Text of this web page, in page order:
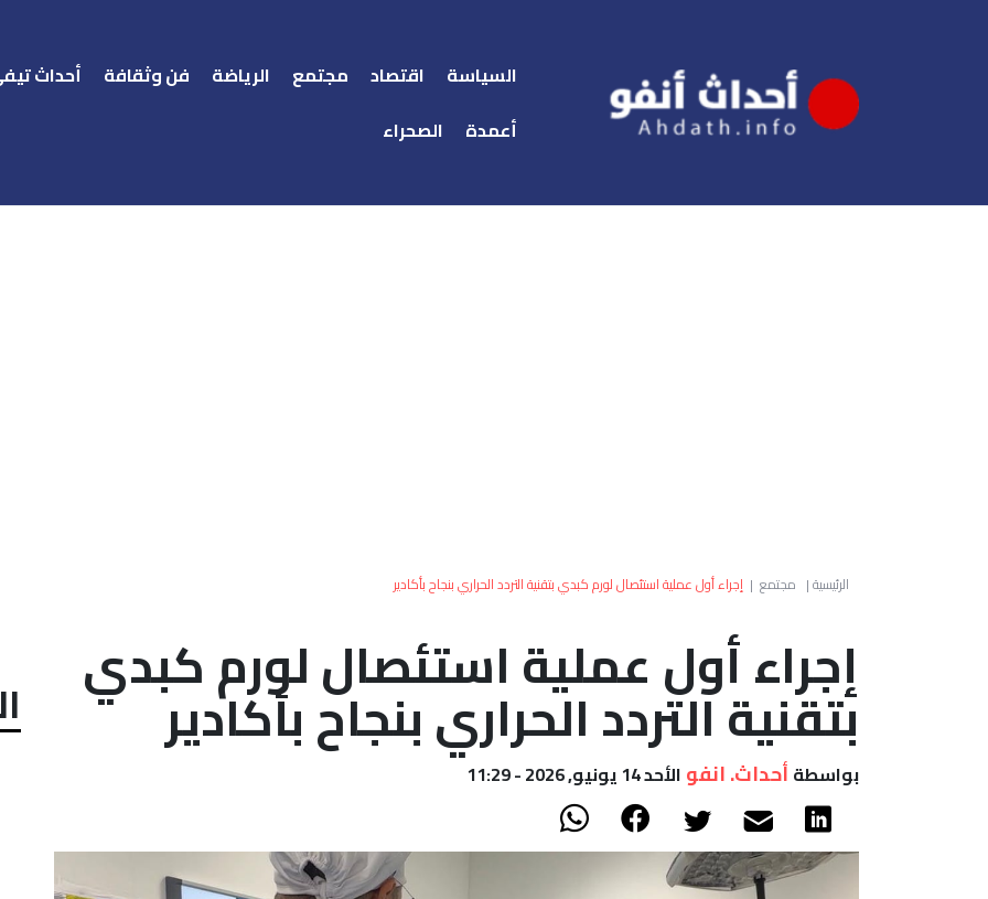
السياسة اقتصاد مجتمع الرياضة فن وثقافة أحداث
أعمدة
الصحراء
الرئيسية| مجتمع | إجراء أول عملية استئصال لورم كبدي بتقنية التردد الحراري بنجاح بأكادير
إجراء أول عملية استئصال لورم كبدي
بتقنية التردد الحراري بنجاح بأكادير
بواسطة أحداث. انفو الأحد 14 يونيو, 2026 - 11:29